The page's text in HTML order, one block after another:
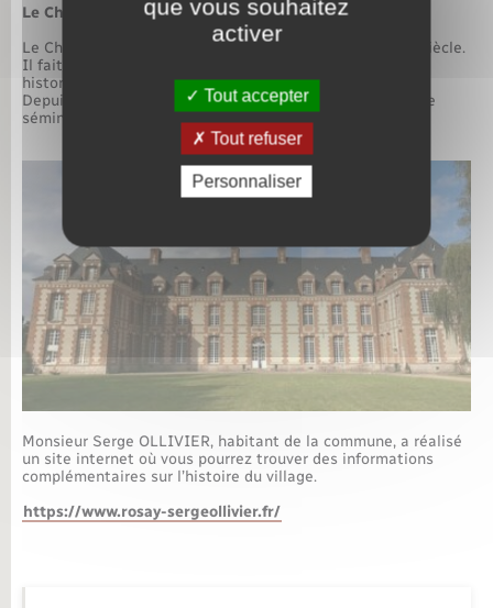
Le Château de Rosay
Le Château de Rosay est un château français du XVIIe siècle.
Il fait l’objet d’une inscription au titre des monuments
historiques depuis le 31 janvier 1938.
Depuis 2005, le Château de Rosay est dédié à l’accueil de
séminaires d’entreprises.
Monsieur Serge OLLIVIER, habitant de la commune, a réalisé
un site internet où vous pourrez trouver des informations
complémentaires sur l’histoire du village.
https://www.rosay-sergeollivier.fr/
que vous souhaitez
activer
Tout accepter
Tout refuser
Personnaliser